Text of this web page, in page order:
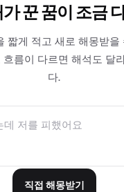
꾼 꿈이 조금
짧게 적고 새로 해몽받을
름이 다르면 해석도 달
다.
직접 해몽받기